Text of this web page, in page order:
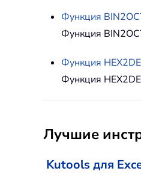
Функция
Функция
Функция
Функция
Лучшие
Kutools для